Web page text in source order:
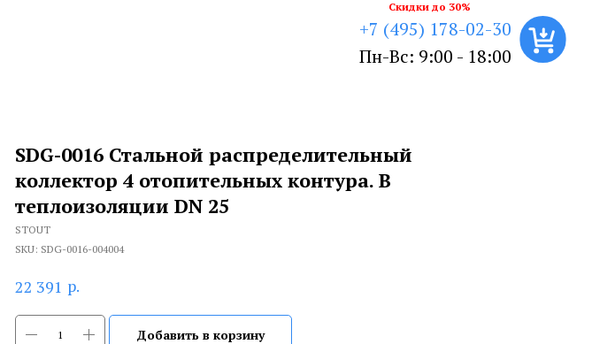
+7 (495) 178-02-30
Пн-Вс: 9:00 - 18:00
Скидки до 30%
SDG-0016 Стальной распределительный
коллектор 4 отопительных контура. В
теплоизоляции DN 25
STOUT
SKU: SDG-0016-004004
22 391 р.
Добавить в корзину